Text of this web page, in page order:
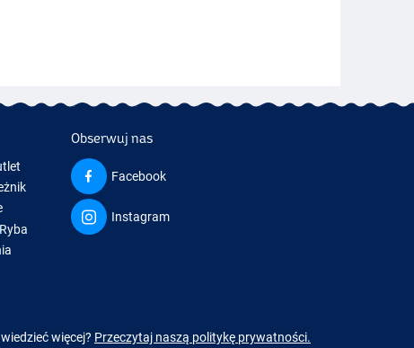
Obserwuj nas
Facebook
Instagram
więcej? Przeczytaj naszą politykę prywatności.